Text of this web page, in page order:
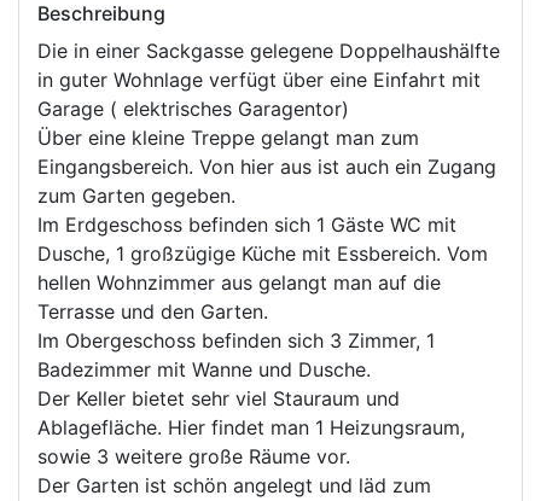
Beschreibung
Die in einer Sackgasse gelegene Doppelhaushälfte
in guter Wohnlage verfügt über eine Einfahrt mit
Garage ( elektrisches Garagentor)
Über eine kleine Treppe gelangt man zum
Eingangsbereich. Von hier aus ist auch ein Zugang
zum Garten gegeben.
Im Erdgeschoss befinden sich 1 Gäste WC mit
Dusche, 1 großzügige Küche mit Essbereich. Vom
hellen Wohnzimmer aus gelangt man auf die
Terrasse und den Garten.
Im Obergeschoss befinden sich 3 Zimmer, 1
Badezimmer mit Wanne und Dusche.
Der Keller bietet sehr viel Stauraum und
Ablagefläche. Hier findet man 1 Heizungsraum,
sowie 3 weitere große Räume vor.
Der Garten ist schön angelegt und läd zum